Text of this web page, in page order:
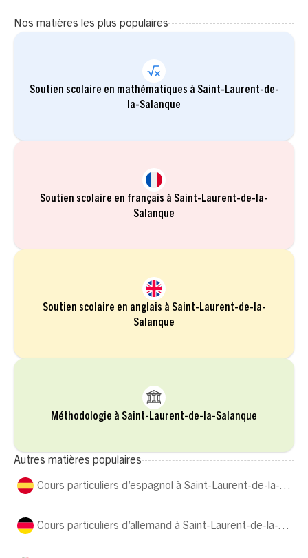
Nos matières les plus populaires
Soutien scolaire en mathématiques à Saint-Laurent-de-
la-Salanque
Soutien scolaire en français à Saint-Laurent-de-la-
Salanque
Soutien scolaire en anglais à Saint-Laurent-de-la-
Salanque
Méthodologie à Saint-Laurent-de-la-Salanque
Autres matières populaires
Cours particuliers d’espagnol à Saint-Laurent-de-la-Salanque
Cours particuliers d’allemand à Saint-Laurent-de-la-Salanque